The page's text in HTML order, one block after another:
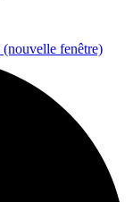
(nouvelle fenêtre)